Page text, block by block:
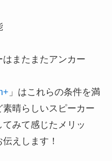
またまたアンカー
」はこれらの条件を満
晴らしいスピーカー
みて感じたメリッ
えします！